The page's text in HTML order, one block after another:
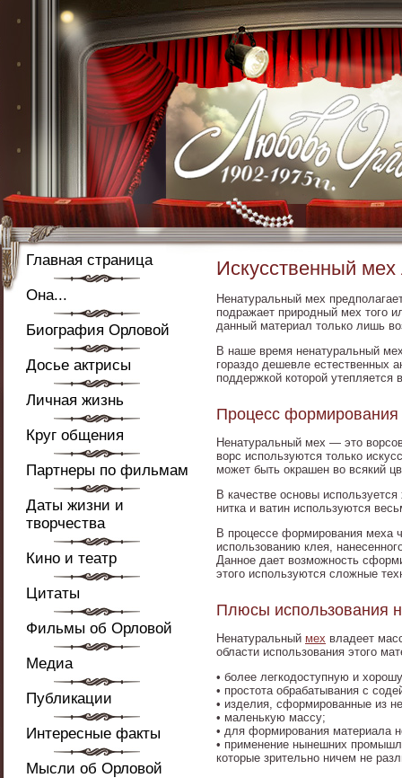
Главная страница
Она...
Биография Орловой
Досье актрисы
Личная жизнь
Круг общения
Партнеры по фильмам
Даты жизни и
творчества
Кино и театр
Цитаты
Фильмы об Орловой
Медиа
Публикации
Интересные факты
Мысли об Орловой
Искусственный
Ненатуральный мех
подражает природный мех того
данный материал только лишь
В наше время ненатуральный
гораздо дешевле естественных
поддержкой которой утепляется
Процесс формирования
Ненатуральный мех — это
ворс используются только
может быть окрашен во всякий
В качестве основы
нитка и ватин используются
В процессе формирования меха
использованию клея,
Данное дает возможность
этого используются сложные
Плюсы использования
Ненатуральный мех владеет
области использования этого
• более легкодоступную и
• простота обрабатывания с
• изделия, сформированные из
• маленькую массу;
• для формирования материала
• применение нынешних
которые зрительно ничем не